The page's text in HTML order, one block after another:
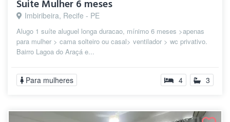
Suite Mulher 6 meses
Imbiribeira, Recife - PE
Alugo 1 suíte aluguel longa duracao, mínimo 6 meses >apenas
para mulher > cama solteiro ou casal> ventilador > wc privativo.
Bairro Lagoa do Araçá e...
Para mulheres 4 3